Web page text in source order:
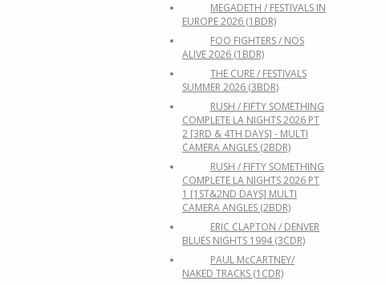
MEGADETH / FESTIVALS IN
EUROPE 2026 (1BDR)
FOO FIGHTERS / NOS
ALIVE 2026 (1BDR)
THE CURE / FESTIVALS
SUMMER 2026 (3BDR)
RUSH / FIFTY SOMETHING
COMPLETE LA NIGHTS 2026 PT
2 [3RD & 4TH DAYS] - MULTI
CAMERA ANGLES (2BDR)
RUSH / FIFTY SOMETHING
COMPLETE LA NIGHTS 2026 PT
1 [1ST&2ND DAYS] MULTI
CAMERA ANGLES (2BDR)
ERIC CLAPTON / DENVER
BLUES NIGHTS 1994 (3CDR)
PAUL McCARTNEY/
NAKED TRACKS (1CDR)